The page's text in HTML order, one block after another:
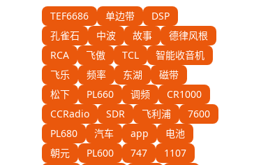
TEF6686 单边带
DSP
孔雀石
中波 故事
德律风根
RCA
飞傲 TCL
智能收音机
飞乐
频率 东湖
磁带
松下
PL660 调频
CR1000
CCRadio
SDR 飞利浦
7600
PL680
汽车 app
电池
朝元
PL600 747
1107